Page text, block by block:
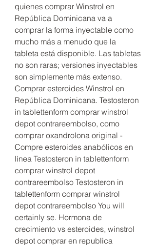
quienes comprar Winstrol en
República Dominicana va a
comprar la forma inyectable como
mucho más a menudo que la
tableta está disponible. Las tabletas
no son raras; versiones inyectables
son simplemente más extenso.
Comprar esteroides Winstrol en
República Dominicana. Testosteron
in tablettenform comprar winstrol
depot contrareembolso, como
comprar oxandrolona original -
Compre esteroides anabólicos en
línea Testosteron in tablettenform
comprar winstrol depot
contrareembolso Testosteron in
tablettenform comprar winstrol
depot contrareembolso You will
certainly se. Hormona de
crecimiento vs esteroides, winstrol
depot comprar en republica